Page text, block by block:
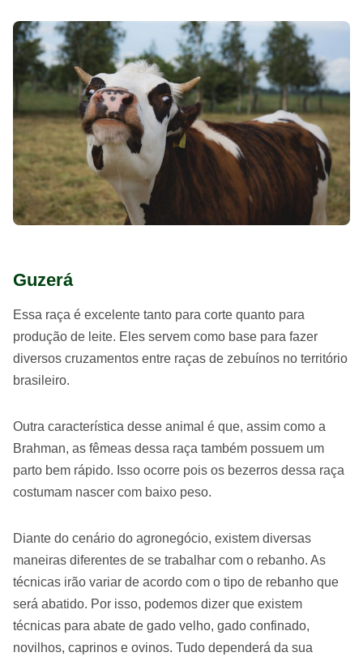
Guzerá
Essa raça é excelente tanto para corte quanto para
produção de leite. Eles servem como base para fazer
diversos cruzamentos entre raças de zebuínos no território
brasileiro.
Outra característica desse animal é que, assim como a
Brahman, as fêmeas dessa raça também possuem um
parto bem rápido. Isso ocorre pois os bezerros dessa raça
costumam nascer com baixo peso.
Diante do cenário do agronegócio, existem diversas
maneiras diferentes de se trabalhar com o rebanho. As
técnicas irão variar de acordo com o tipo de rebanho que
será abatido. Por isso, podemos dizer que existem
técnicas para abate de gado velho, gado confinado,
novilhos, caprinos e ovinos. Tudo dependerá da sua